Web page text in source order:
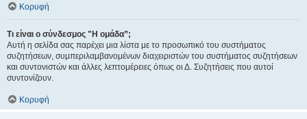
Κορυφή
Τι είναι ο σύνδεσμος "Η ομάδα”;
Αυτή η σελίδα σας παρέχει μια λίστα με το προσωπικό του συστήματος
συζητήσεων, συμπεριλαμβανομένων διαχειριστών του συστήματος συζητήσεων
και συντονιστών και άλλες λεπτομέρειες όπως οι Δ. Συζητήσεις που αυτοί
συντονίζουν.
Κορυφή